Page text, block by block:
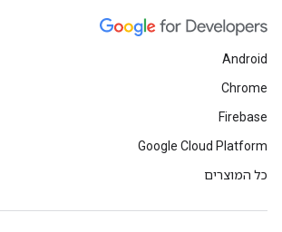
Android
Chrome
Firebase
Google Cloud Platform
כל המוצרים